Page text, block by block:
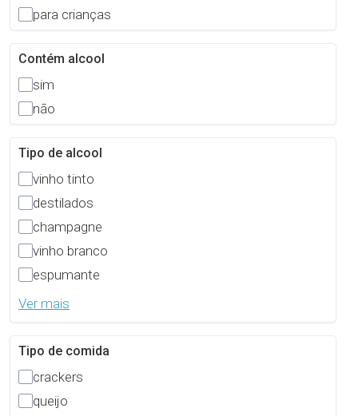
para crianças
Contém alcool
sim
não
Tipo de alcool
vinho tinto
destilados
champagne
vinho branco
espumante
Ver mais
Tipo de comida
crackers
queijo